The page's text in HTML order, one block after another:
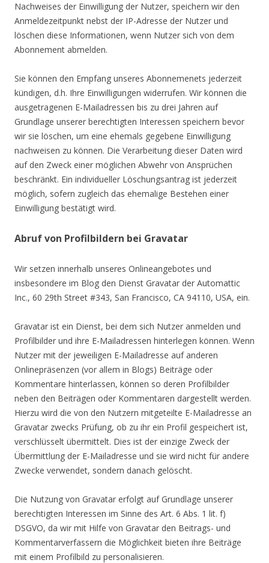
Nachweises der Einwilligung der Nutzer, speichern wir den
Anmeldezeitpunkt nebst der IP-Adresse der Nutzer und
löschen diese Informationen, wenn Nutzer sich von dem
Abonnement abmelden.
Sie können den Empfang unseres Abonnemenets jederzeit
kündigen, d.h. Ihre Einwilligungen widerrufen. Wir können die
ausgetragenen E-Mailadressen bis zu drei Jahren auf
Grundlage unserer berechtigten Interessen speichern bevor
wir sie löschen, um eine ehemals gegebene Einwilligung
nachweisen zu können. Die Verarbeitung dieser Daten wird
auf den Zweck einer möglichen Abwehr von Ansprüchen
beschränkt. Ein individueller Löschungsantrag ist jederzeit
möglich, sofern zugleich das ehemalige Bestehen einer
Einwilligung bestätigt wird.
Abruf von Profilbildern bei Gravatar
Wir setzen innerhalb unseres Onlineangebotes und
insbesondere im Blog den Dienst Gravatar der Automattic
Inc., 60 29th Street #343, San Francisco, CA 94110, USA, ein.
Gravatar ist ein Dienst, bei dem sich Nutzer anmelden und
Profilbilder und ihre E-Mailadressen hinterlegen können. Wenn
Nutzer mit der jeweiligen E-Mailadresse auf anderen
Onlinepräsenzen (vor allem in Blogs) Beiträge oder
Kommentare hinterlassen, können so deren Profilbilder
neben den Beiträgen oder Kommentaren dargestellt werden.
Hierzu wird die von den Nutzern mitgeteilte E-Mailadresse an
Gravatar zwecks Prüfung, ob zu ihr ein Profil gespeichert ist,
verschlüsselt übermittelt. Dies ist der einzige Zweck der
Übermittlung der E-Mailadresse und sie wird nicht für andere
Zwecke verwendet, sondern danach gelöscht.
Die Nutzung von Gravatar erfolgt auf Grundlage unserer
berechtigten Interessen im Sinne des Art. 6 Abs. 1 lit. f)
DSGVO, da wir mit Hilfe von Gravatar den Beitrags- und
Kommentarverfassern die Möglichkeit bieten ihre Beiträge
mit einem Profilbild zu personalisieren.